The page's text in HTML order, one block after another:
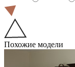
Похожие модели